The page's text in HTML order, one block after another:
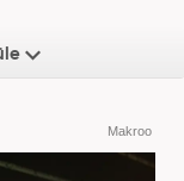
Makroo